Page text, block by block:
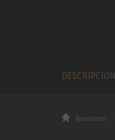
DESCRIPCIÓN
Neumann